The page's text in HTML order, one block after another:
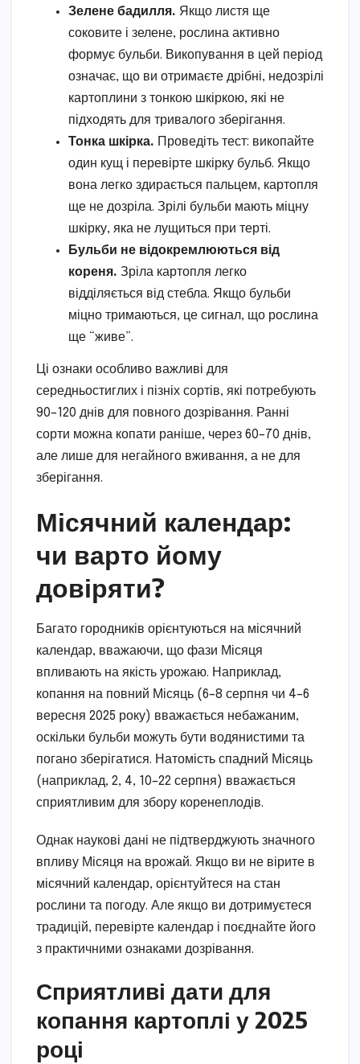
Зелене бадилля. Якщо листя ще
соковите і зелене, рослина активно
формує бульби. Викопування в цей період
означає, що ви отримаєте дрібні, недозрілі
картоплини з тонкою шкіркою, які не
підходять для тривалого зберігання.
Тонка шкірка. Проведіть тест: викопайте
один кущ і перевірте шкірку бульб. Якщо
вона легко здирається пальцем, картопля
ще не дозріла. Зрілі бульби мають міцну
шкірку, яка не лущиться при терті.
Бульби не відокремлюються від
кореня. Зріла картопля легко
відділяється від стебла. Якщо бульби
міцно тримаються, це сигнал, що рослина
ще “живе”.
Ці ознаки особливо важливі для
середньостиглих і пізніх сортів, які потребують
90–120 днів для повного дозрівання. Ранні
сорти можна копати раніше, через 60–70 днів,
але лише для негайного вживання, а не для
зберігання.
Місячний календар:
чи варто йому
довіряти?
Багато городників орієнтуються на місячний
календар, вважаючи, що фази Місяця
впливають на якість урожаю. Наприклад,
копання на повний Місяць (6–8 серпня чи 4–6
вересня 2025 року) вважається небажаним,
оскільки бульби можуть бути водянистими та
погано зберігатися. Натомість спадний Місяць
(наприклад, 2, 4, 10–22 серпня) вважається
сприятливим для збору коренеплодів.
Однак наукові дані не підтверджують значного
впливу Місяця на врожай. Якщо ви не вірите в
місячний календар, орієнтуйтеся на стан
рослини та погоду. Але якщо ви дотримуєтеся
традицій, перевірте календар і поєднайте його
з практичними ознаками дозрівання.
Сприятливі дати для
копання картоплі у 2025
році